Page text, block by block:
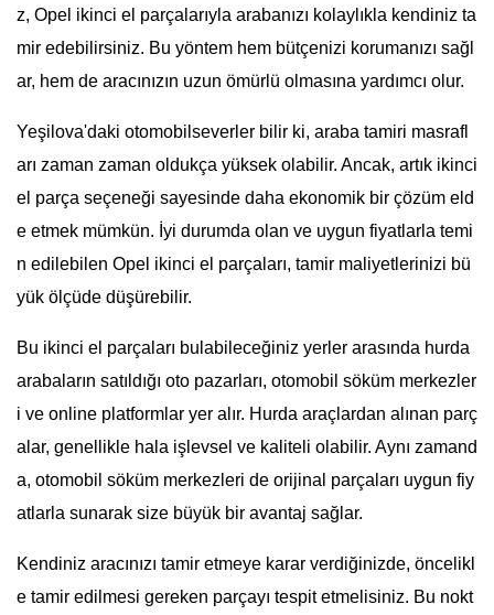
z, Opel ikinci el parçalarıyla arabanızı kolaylıkla kendiniz ta
mir edebilirsiniz. Bu yöntem hem bütçenizi korumanızı sağl
ar, hem de aracınızın uzun ömürlü olmasına yardımcı olur.
Yeşilova'daki otomobilseverler bilir ki, araba tamiri masrafl
arı zaman zaman oldukça yüksek olabilir. Ancak, artık ikinci
el parça seçeneği sayesinde daha ekonomik bir çözüm eld
e etmek mümkün. İyi durumda olan ve uygun fiyatlarla temi
n edilebilen Opel ikinci el parçaları, tamir maliyetlerinizi bü
yük ölçüde düşürebilir.
Bu ikinci el parçaları bulabileceğiniz yerler arasında hurda
arabaların satıldığı oto pazarları, otomobil söküm merkezler
i ve online platformlar yer alır. Hurda araçlardan alınan parç
alar, genellikle hala işlevsel ve kaliteli olabilir. Aynı zamand
a, otomobil söküm merkezleri de orijinal parçaları uygun fiy
atlarla sunarak size büyük bir avantaj sağlar.
Kendiniz aracınızı tamir etmeye karar verdiğinizde, öncelikl
e tamir edilmesi gereken parçayı tespit etmelisiniz. Bu nokt